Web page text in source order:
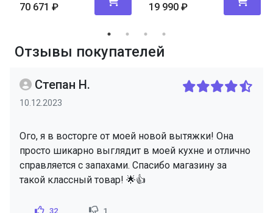
70 671 ₽ 19 990 ₽
Отзывы покупателей
Степан Н.
10.12.2023
Ого, я в восторге от моей новой вытяжки! Она
просто шикарно выглядит в моей кухне и отлично
справляется с запахами. Спасибо магазину за
такой классный товар! 🌟👍
32 1